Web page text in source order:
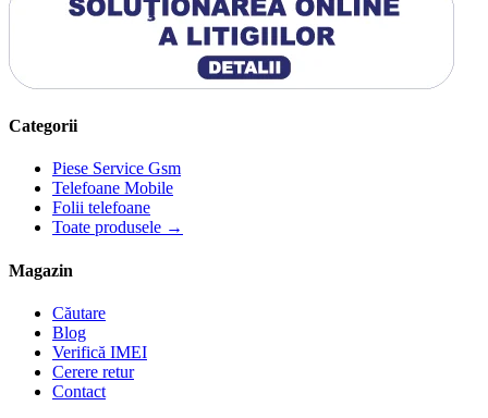
Categorii
Piese Service Gsm
Telefoane Mobile
Folii telefoane
Toate produsele →
Magazin
Căutare
Blog
Verifică IMEI
Cerere retur
Contact